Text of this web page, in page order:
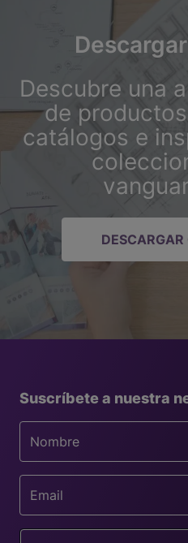
Descubre una
de
catálogos e
Suscríbete a nuestra